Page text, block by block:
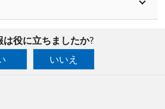
は役に立ちましたか?
いいえ